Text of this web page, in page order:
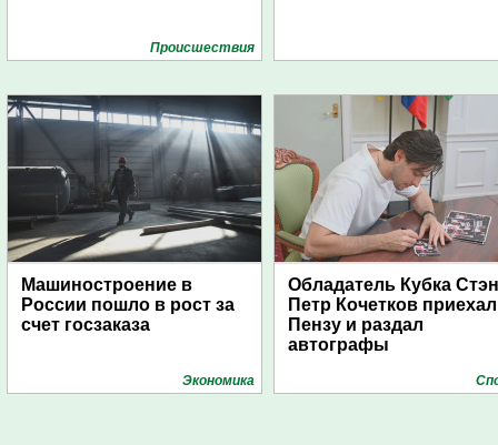
Проиcшествия
Машиностроение в
России пошло в рост за
счет госзаказа
Экономика
Обладатель Кубка
Петр Кочетков
Пензу и раздал
автографы